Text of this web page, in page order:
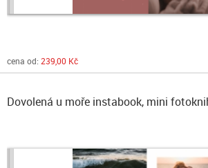
cena od: 239,00 Kč
Dovolená u moře instabook, mini